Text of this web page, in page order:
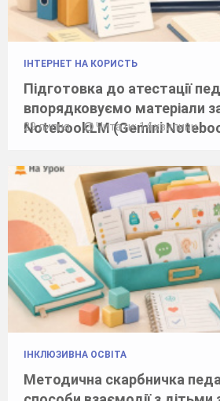
ІНТЕРНЕТ НА КОРИСТЬ
Підготовка до атестації
впорядковуємо матеріали
NotebookLM (Gemini
29 липня Читати: 14 хвилини
ІНКЛЮЗИВНА ОСВІТА
Методична скарбничка